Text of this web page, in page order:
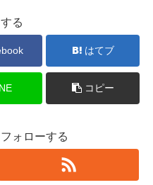
る
はてブ
コピー
ォローする